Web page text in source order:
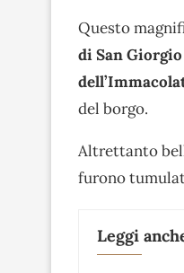
Questo
di San
del borgo.
Altrettanto
furono
Leggi